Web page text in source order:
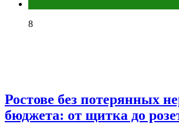
8
Ростове без потерянных
бюджета: от щитка до